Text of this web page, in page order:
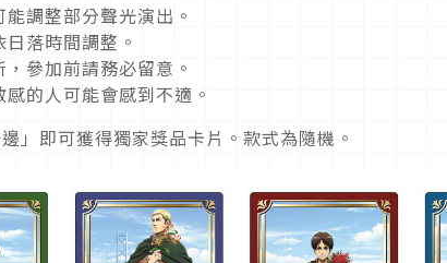
調整部分聲光演出。
落時間調整。
參加前請務必留意。
的人可能會感到不適。
」即可獲得獨家獎品卡片。款式為隨機。